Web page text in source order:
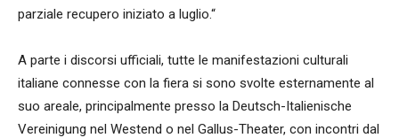
parziale recupero iniziato a luglio.“
A parte i discorsi ufficiali, tutte le manifestazioni culturali
italiane connesse con la fiera si sono svolte esternamente al
suo areale, principalmente presso la Deutsch-Italienische
Vereinigung nel Westend o nel Gallus-Theater, con incontri dal